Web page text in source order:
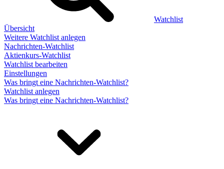
Watchlist
Übersicht
Weitere Watchlist anlegen
Nachrichten-Watchlist
Aktienkurs-Watchlist
Watchlist bearbeiten
Einstellungen
Was bringt eine Nachrichten-Watchlist?
Watchlist anlegen
Was bringt eine Nachrichten-Watchlist?